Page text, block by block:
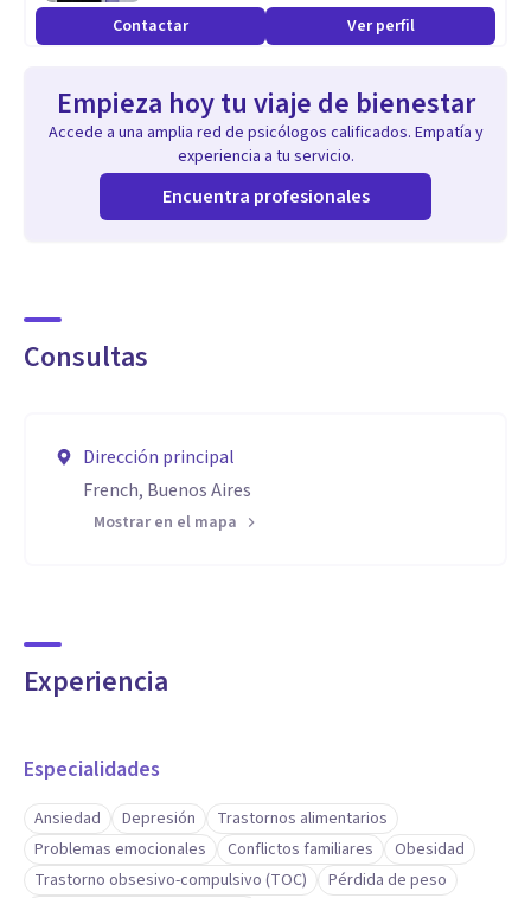
Contactar Ver perfil
Empieza hoy tu viaje de bienestar
Accede a una amplia red de psicólogos calificados. Empatía y
experiencia a tu servicio.
Encuentra profesionales
Consultas
Dirección principal
French, Buenos Aires
Mostrar en el mapa
Experiencia
Especialidades
Ansiedad Depresión
Trastornos alimentarios
Problemas emocionales
Conflictos familiares
Obesidad
Trastorno obsesivo-compulsivo (TOC)
Pérdida de peso